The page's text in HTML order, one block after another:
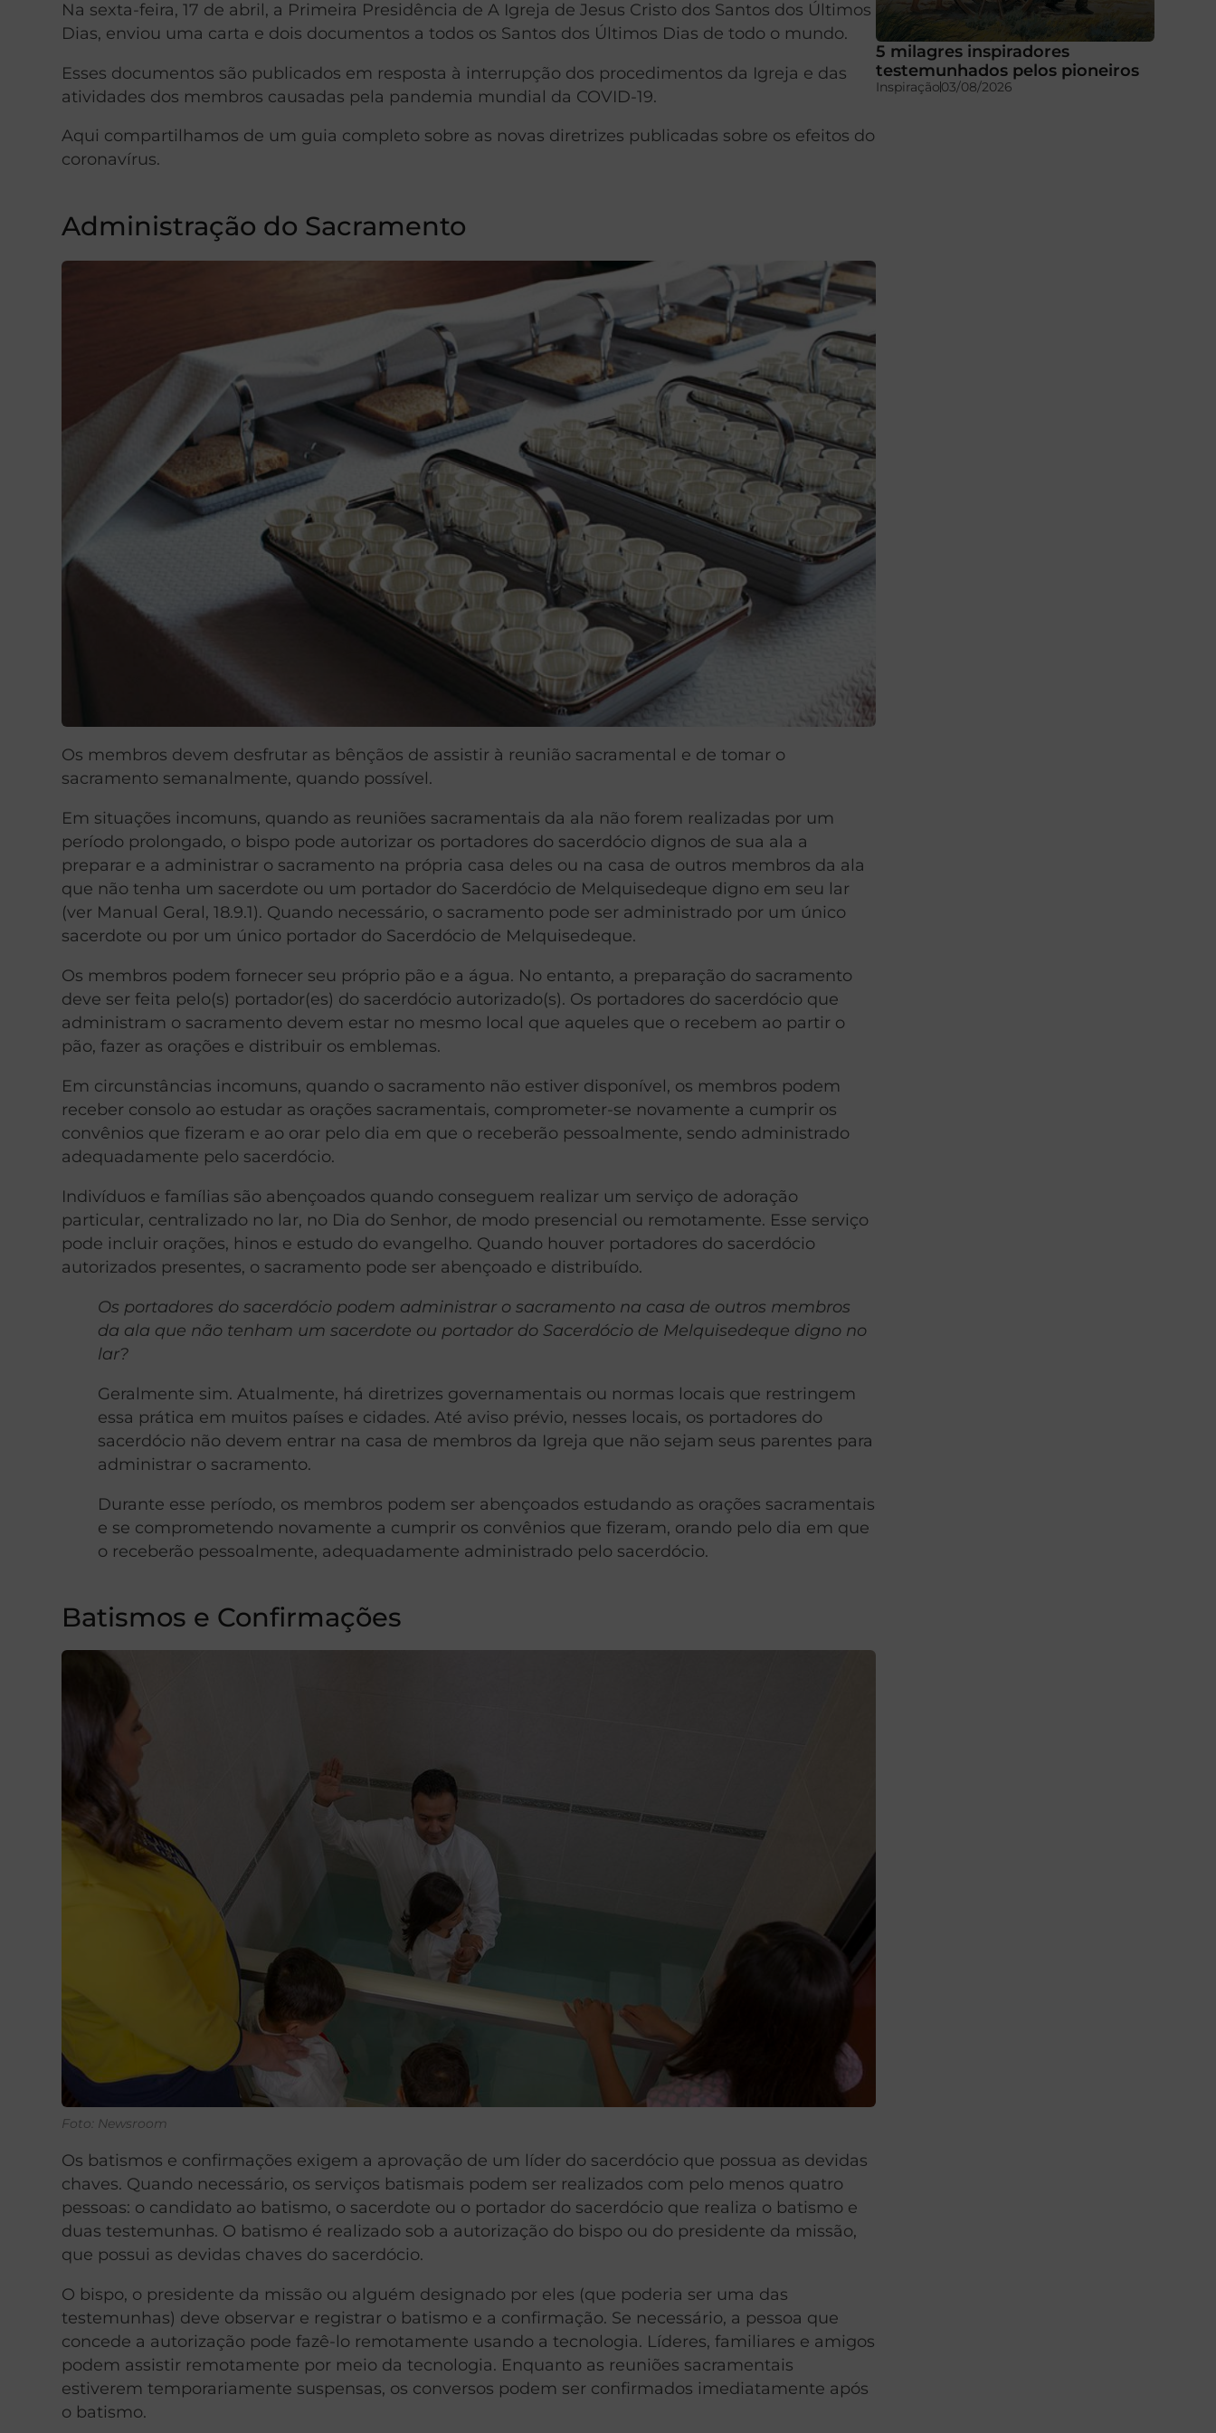
Na sexta-feira, 17 de abril, a Primeira Presidência de A Igreja de Jesus Cristo dos Santos dos Últimos
Dias, enviou uma carta e dois documentos a todos os Santos dos Últimos Dias de todo o mundo.
Esses documentos são publicados em resposta à interrupção dos procedimentos da Igreja e das
atividades dos membros causadas pela pandemia mundial da COVID-19.
Aqui compartilhamos de um guia completo sobre as novas diretrizes publicadas sobre os efeitos do
coronavírus.
Administração do Sacramento
Os membros devem desfrutar as bênçãos de assistir à reunião sacramental e de tomar o
sacramento semanalmente, quando possível.
Em situações incomuns, quando as reuniões sacramentais da ala não forem realizadas por um
período prolongado, o bispo pode autorizar os portadores do sacerdócio dignos de sua ala a
preparar e a administrar o sacramento na própria casa deles ou na casa de outros membros da ala
que não tenha um sacerdote ou um portador do Sacerdócio de Melquisedeque digno em seu lar
(ver Manual Geral, 18.9.1). Quando necessário, o sacramento pode ser administrado por um único
sacerdote ou por um único portador do Sacerdócio de Melquisedeque.
Os membros podem fornecer seu próprio pão e a água. No entanto, a preparação do sacramento
deve ser feita pelo(s) portador(es) do sacerdócio autorizado(s). Os portadores do sacerdócio que
administram o sacramento devem estar no mesmo local que aqueles que o recebem ao partir o
pão, fazer as orações e distribuir os emblemas.
Em circunstâncias incomuns, quando o sacramento não estiver disponível, os membros podem
receber consolo ao estudar as orações sacramentais, comprometer-se novamente a cumprir os
convênios que fizeram e ao orar pelo dia em que o receberão pessoalmente, sendo administrado
adequadamente pelo sacerdócio.
Indivíduos e famílias são abençoados quando conseguem realizar um serviço de adoração
particular, centralizado no lar, no Dia do Senhor, de modo presencial ou remotamente. Esse serviço
pode incluir orações, hinos e estudo do evangelho. Quando houver portadores do sacerdócio
autorizados presentes, o sacramento pode ser abençoado e distribuído.
Os portadores do sacerdócio podem administrar o sacramento na casa de outros membros
da ala que não tenham um sacerdote ou portador do Sacerdócio de Melquisedeque digno no
lar?
Geralmente sim. Atualmente, há diretrizes governamentais ou normas locais que restringem
essa prática em muitos países e cidades. Até aviso prévio, nesses locais, os portadores do
sacerdócio não devem entrar na casa de membros da Igreja que não sejam seus parentes para
administrar o sacramento.
Durante esse período, os membros podem ser abençoados estudando as orações sacramentais
e se comprometendo novamente a cumprir os convênios que fizeram, orando pelo dia em que
o receberão pessoalmente, adequadamente administrado pelo sacerdócio.
Batismos e Confirmações
Foto: Newsroom
Os batismos e confirmações exigem a aprovação de um líder do sacerdócio que possua as devidas
chaves. Quando necessário, os serviços batismais podem ser realizados com pelo menos quatro
pessoas: o candidato ao batismo, o sacerdote ou o portador do sacerdócio que realiza o batismo e
duas testemunhas. O batismo é realizado sob a autorização do bispo ou do presidente da missão,
que possui as devidas chaves do sacerdócio.
O bispo, o presidente da missão ou alguém designado por eles (que poderia ser uma das
testemunhas) deve observar e registrar o batismo e a confirmação. Se necessário, a pessoa que
concede a autorização pode fazê-lo remotamente usando a tecnologia. Líderes, familiares e amigos
podem assistir remotamente por meio da tecnologia. Enquanto as reuniões sacramentais
estiverem temporariamente suspensas, os conversos podem ser confirmados imediatamente após
o batismo.
5 milagres inspiradores
testemunhados pelos pioneiros
Inspiração03/08/2026